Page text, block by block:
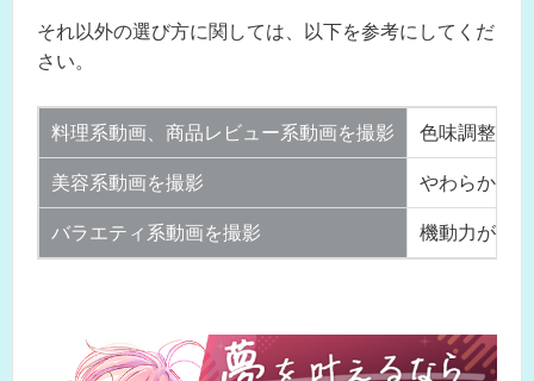
それ以外の選び方に関しては、以下を参考にしてくだ
さい。
料理系動画、商品レビュー系動画を撮影 色味調整が
美容系動画を撮影 やわらかい
バラエティ系動画を撮影 機動力があ